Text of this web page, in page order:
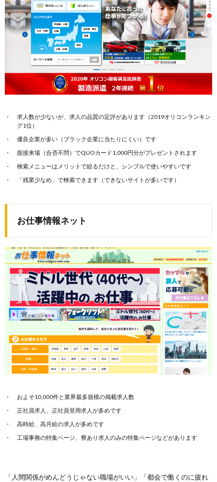
求人数が少ないが、求人の品質の定評があります（2019オリコンランキン
グ1位）
優良企業が多い（ブラック企業に当たりにくい）です
面接来場（合否不問）でQUOカード1,000円分がプレゼントされます
検索メニューはメリットで絞るだけと、シンプルで使いやすいです
「残業少なめ」で検索できます（できないサイトが多いです）
お仕事情報ネット
およそ10,000件と業界最多規模の掲載求人数
正社員求人、正社員登用求人が多めです
高時給、高月給の求人が多めです
工場事務の特集ページ、寮あり求人のみの特集ページなどがあります
「人間関係がめんどうじゃない職場がいい」「都会で働くのに疲れ